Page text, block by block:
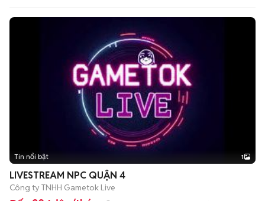
Tin nổi bật 1
LIVESTREAM NPC QUẬN 4
Công ty TNHH Gametok Live